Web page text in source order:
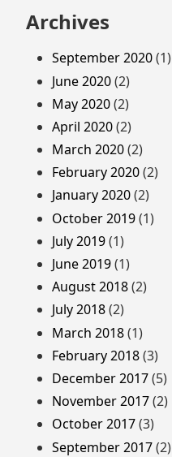
Archives
September 2020(1)
June 2020(2)
May 2020(2)
April 2020(2)
March 2020(2)
February 2020(2)
January 2020(2)
October 2019(1)
July 2019(1)
June 2019(1)
August 2018(2)
July 2018(2)
March 2018(1)
February 2018(3)
December 2017(5)
November 2017(2)
October 2017(3)
September 2017(2)